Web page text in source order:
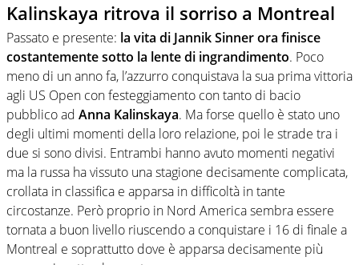
Kalinskaya ritrova il sorriso a Montreal
Passato e presente: la vita di Jannik Sinner ora finisce
costantemente sotto la lente di ingrandimento. Poco
meno di un anno fa, l’azzurro conquistava la sua prima vittoria
agli US Open con festeggiamento con tanto di bacio
pubblico ad Anna Kalinskaya. Ma forse quello è stato uno
degli ultimi momenti della loro relazione, poi le strade tra i
due si sono divisi. Entrambi hanno avuto momenti negativi
ma la russa ha vissuto una stagione decisamente complicata,
crollata in classifica e apparsa in difficoltà in tante
circostanze. Però proprio in Nord America sembra essere
tornata a buon livello riuscendo a conquistare i 16 di finale a
Montreal e soprattutto dove è apparsa decisamente più